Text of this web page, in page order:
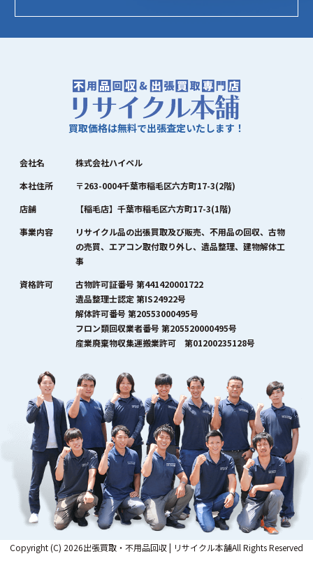
買取価格は無料で出張査定いたします！
会社名
株式会社ハイペル
本社住所
〒263-0004千葉市稲毛区六方町17-3(2階)
店舗
【稲毛店】千葉市稲毛区六方町17-3(1階)
事業内容
リサイクル品の出張買取及び販売、不用品の回収、古物
の売買、エアコン取付取り外し、遺品整理、建物解体工
事
資格許可
古物許可証番号 第441420001722
遺品整理士認定 第IS24922号
解体許可番号 第20553000495号
フロン類回収業者番号 第205520000495号
産業廃棄物収集運搬業許可 第01200235128号
Copyright (C) 2026出張買取・不用品回収 | リサイクル本舗All Rights Reserved